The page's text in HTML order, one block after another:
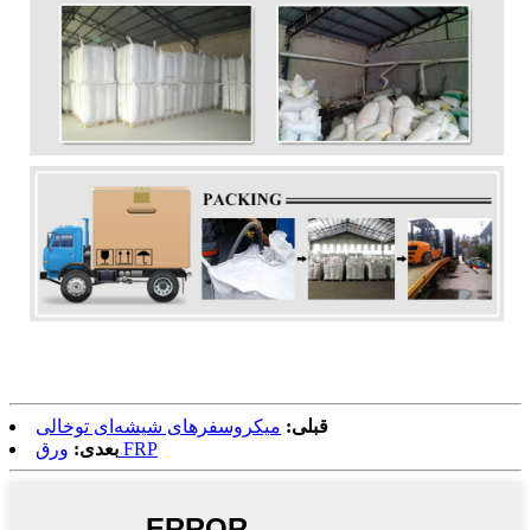
قبلی: میکروسفرهای شیشه‌ای توخالی
بعدی: ورق FRP